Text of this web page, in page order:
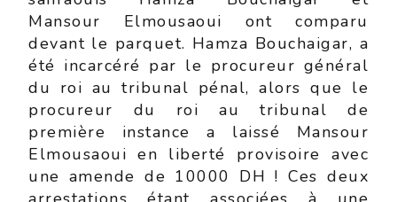
Mansour Elmousaoui ont comparu
devant le parquet. Hamza Bouchaigar, a
été incarcéré par le procureur général
du roi au tribunal pénal, alors que le
procureur du roi au tribunal de
première instance a laissé Mansour
Elmousaoui en liberté provisoire avec
une amende de 10000 DH ! Ces deux